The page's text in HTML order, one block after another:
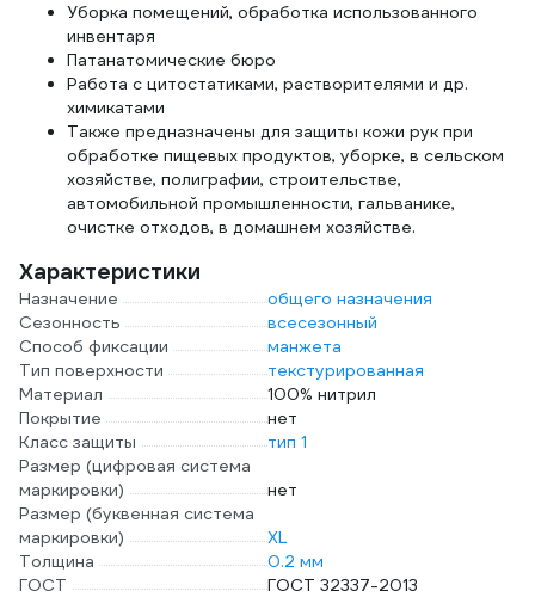
Уборка помещений, обработка использованного
инвентаря
Патанатомические бюро
Работа с цитостатиками, растворителями и др.
химикатами
Также предназначены для защиты кожи рук при
обработке пищевых продуктов, уборке, в сельском
хозяйстве, полиграфии, строительстве,
автомобильной промышленности, гальванике,
очистке отходов, в домашнем хозяйстве.
Характеристики
Назначение
общего назначения
Сезонность
всесезонный
Способ фиксации
манжета
Тип поверхности
текстурированная
Материал
100% нитрил
Покрытие
нет
Класс защиты
тип 1
Размер (цифровая система
маркировки)
нет
Размер (буквенная система
маркировки)
XL
Толщина
0.2 мм
ГОСТ
ГОСТ 32337-2013